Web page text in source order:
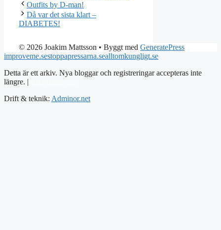
Outfits by D-man!
Då var det sista klart –
DIABETES!
© 2026 Joakim Mattsson • Byggt med GeneratePress
improveme.sestoppapressarna.sealltomkungligt.se
Detta är ett arkiv. Nya bloggar och registreringar accepteras inte
längre. |
Drift & teknik: Adminor.net